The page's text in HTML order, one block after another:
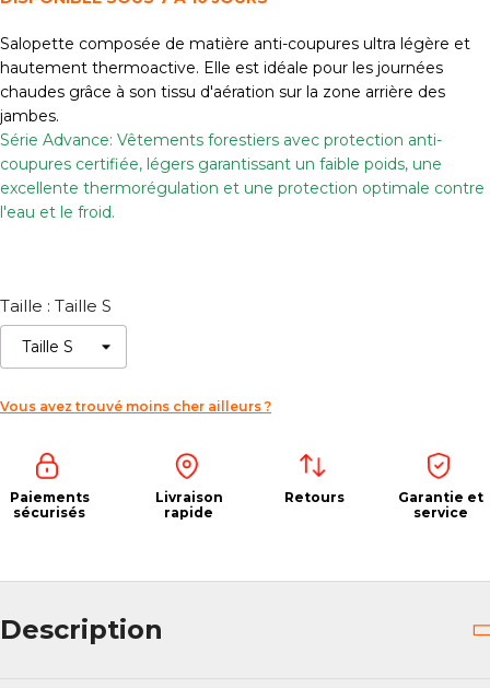
Salopette composée de matière anti-coupures ultra légère et
hautement thermoactive. Elle est idéale pour les journées
chaudes grâce à son tissu d'aération sur la zone arrière des
jambes.
Série Advance: Vêtements forestiers avec protection anti-
coupures certifiée, légers garantissant un faible poids, une
excellente thermorégulation et une protection optimale contre
l'eau et le froid.
Taille : Taille S
Vous avez trouvé moins cher ailleurs ?
Paiements
sécurisés
Livraison
rapide
Retours
Garantie et
service
Description